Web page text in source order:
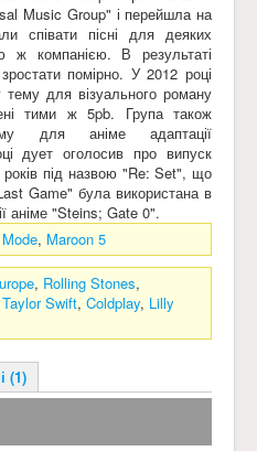
Music Group" і перейшла на
співати пісні для деяких
ж компанією. В результаті
помірно. У 2012 році
тему для візуального роману
тими ж 5pb. Група також
для аніме адаптації
дует оголосив про випуск
під назвою "Re: Set", що
Game" була використана в
аніме "Steins; Gate 0".
, Maroon 5
, Rolling Stones,
Taylor Swift, Coldplay, Lilly
(1)